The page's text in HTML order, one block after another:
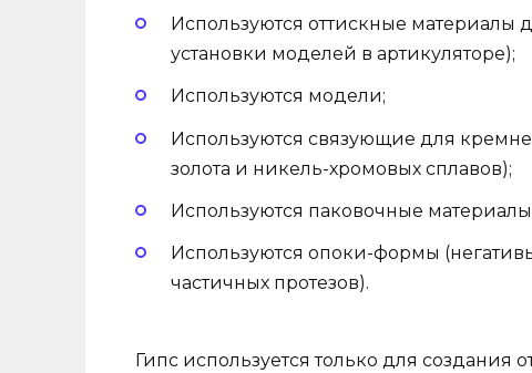
Используются оттискные материалы
установки моделей в артикуляторе);
Используются модели;
Используются связующие для
золота и никель-хромовых сплавов);
Используются паковочные
Используются опоки-формы
частичных протезов).
Гипс используется только для создания